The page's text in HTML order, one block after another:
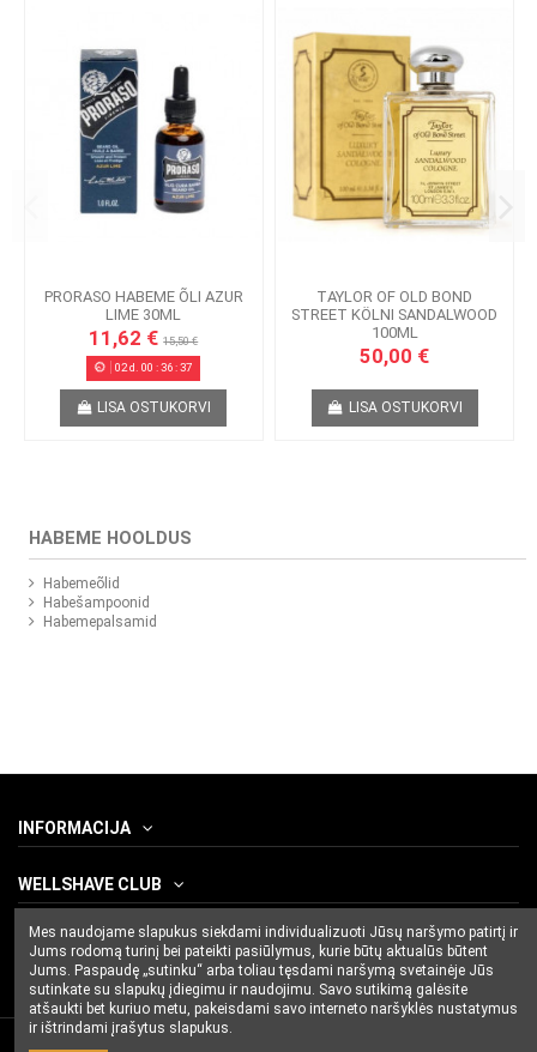
PRORASO HABEME ÕLI AZUR
LIME 30ML
11,62 €15,50 €
02d. 00 :36:36
LISA OSTUKORVI
TAYLOR OF OLD BOND
STREET KÖLNI SANDALWOOD
100ML
50,00 €
LISA OSTUKORVI
HABEME HOOLDUS
Habemeõlid
Habešampoonid
Habemepalsamid
INFORMACIJA
WELLSHAVE CLUB
CONTACT US
Mes naudojame slapukus siekdami individualizuoti Jūsų naršymo patirtį ir
Jums rodomą turinį bei pateikti pasiūlymus, kurie būtų aktualūs būtent
Jums. Paspaudę „sutinku“ arba toliau tęsdami naršymą svetainėje Jūs
sutinkate su slapukų įdiegimu ir naudojimu. Savo sutikimą galėsite
atšaukti bet kuriuo metu, pakeisdami savo interneto naršyklės nustatymus
ir ištrindami įrašytus slapukus.